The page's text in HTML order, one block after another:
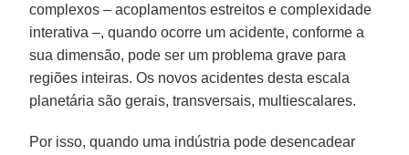
complexos – acoplamentos estreitos e complexidade
interativa –, quando ocorre um acidente, conforme a
sua dimensão, pode ser um problema grave para
regiões inteiras. Os novos acidentes desta escala
planetária são gerais, transversais, multiescalares.
Por isso, quando uma indústria pode desencadear